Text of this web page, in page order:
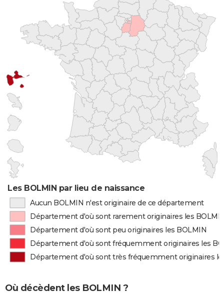
Les BOLMIN par lieu de naissance
Aucun BOLMIN n'est originaire de ce département
Département d'où sont rarement originaires les
Département d'où sont peu originaires les BOLMIN
Département d'où sont fréquemment originaires les
Département d'où sont très fréquemment originaires
Où décèdent les BOLMIN ?